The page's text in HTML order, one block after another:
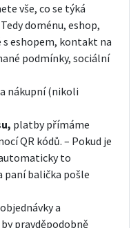
vše, co se týká
doménu, eshop,
s eshopem, kontakt na
podmínky, sociální
nákupní (nikoli
platby přímáme
QR kódů. – Pokud je
to
paní balička pošle
a
pravděpodobně